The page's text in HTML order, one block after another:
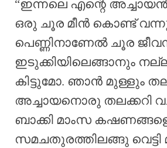
“ഇന്നലെ എന്റെ
ഒരു ചൂര മീൻ കൊണ്ട്
പെണ്ണിനാണേൽ ചൂര
ഇടുക്കിയിലെങ്ങാനും
കിട്ടുമോ. ഞാൻ മുള്ളും
അച്ചായനൊരു തലക്കറി
ബാക്കി മാംസ
സമചതുരത്തിലങ്ങു വെട്ടി